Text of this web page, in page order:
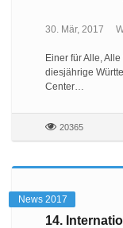
30. Mär, 2017
Einer für Alle,
diesjährige
Center…
20365
News 2017
14.